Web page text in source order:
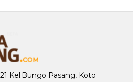
Kel.Bungo Pasang, Koto